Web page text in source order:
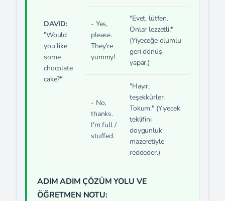
DAVID:
"Would
you like
some
chocolate
cake?"
- Yes,
please.
They're
yummy!
"Evet, lütfen.
Onlar lezzetli!"
(Yiyeceğe olumlu
geri dönüş
yapar.)
- No,
thanks.
I'm full /
stuffed.
"Hayır,
teşekkürler.
Tokum." (Yiyecek
teklifini
doygunluk
mazeretiyle
reddeder.)
ADIM ADIM ÇÖZÜM YOLU VE
ÖĞRETMEN NOTU: